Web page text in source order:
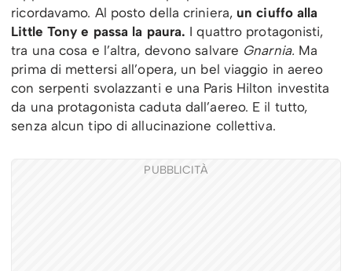
ricordavamo. Al posto della criniera,un ciuffo alla
Little Tony e passa la paura. I quattro protagonisti,
tra una cosa e l’altra, devono salvare Gnarnia. Ma
prima di mettersi all’opera, un bel viaggio in aereo
con serpenti svolazzanti e una Paris Hilton investita
da una protagonista caduta dall’aereo. E il tutto,
senza alcun tipo di allucinazione collettiva.
PUBBLICITÀ